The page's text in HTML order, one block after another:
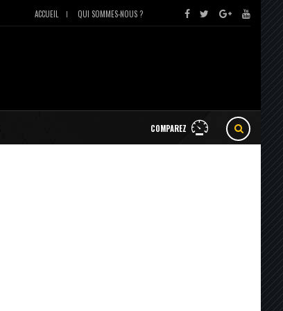
ACCUEIL QUI SOMMES-NOUS ?
COMPAREZ